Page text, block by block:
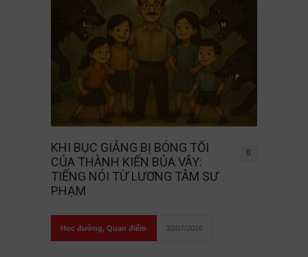
KHI BỤC GIẢNG BỊ BÓNG TỐI
CỦA THÀNH KIẾN BỦA VÂY:
TIẾNG NÓI TỪ LƯƠNG TÂM SƯ
PHẠM
0
Học đường, Quan điểm 30/07/2026